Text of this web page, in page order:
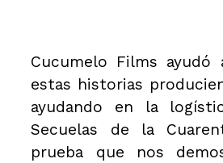
Cucumelo Films ayudó
estas historias
ayudando en la
Secuelas de la
prueba que nos